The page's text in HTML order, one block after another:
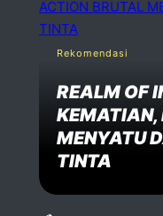
Rekomendasi
REALM OF
KEMATIAN,
MENYATU
TINTA